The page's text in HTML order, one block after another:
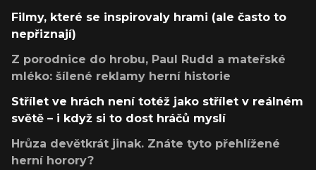
Filmy, které se inspirovaly hrami (ale často to
nepřiznají)
Z porodnice do hrobu, Paul Rudd a mateřské
mléko: šílené reklamy herní historie
Střílet ve hrách není totéž jako střílet v reálném
světě – i když si to dost hráčů myslí
Hrůza devětkrát jinak. Znáte tyto přehlížené
herní horory?